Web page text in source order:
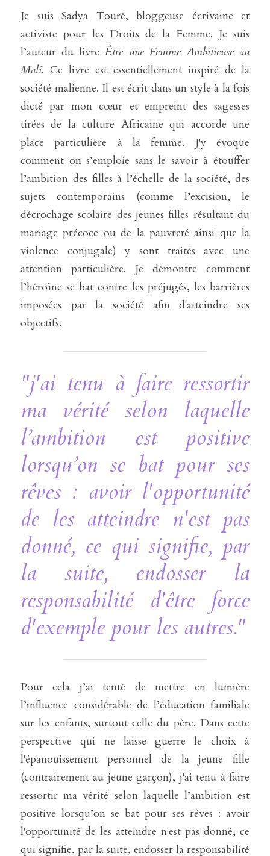
Je suis Sadya Touré, bloggeuse écrivaine et
activiste pour les Droits de la Femme. Je suis
l’auteur du livre Être une Femme Ambitieuse au
Mali. Ce livre est essentiellement inspiré de la
société malienne. Il est écrit dans un style à la fois
dicté par mon cœur et empreint des sagesses
tirées de la culture Africaine qui accorde une
place particulière à la femme. J'y évoque
comment on s’emploie sans le savoir à étouffer
l’ambition des filles à l’échelle de la société, des
sujets contemporains (comme l’excision, le
décrochage scolaire des jeunes filles résultant du
mariage précoce ou de la pauvreté ainsi que la
violence conjugale) y sont traités avec une
attention particulière. Je démontre comment
l’héroïne se bat contre les préjugés, les barrières
imposées par la société afin d'atteindre ses
objectifs.
"j'ai tenu à faire ressortir
ma vérité selon laquelle
l’ambition est positive
lorsqu’on se bat pour ses
rêves : avoir l'opportunité
de les atteindre n'est pas
donné, ce qui signifie, par
la suite, endosser la
responsabilité d'être force
d'exemple pour les autres."
Pour cela j’ai tenté de mettre en lumière
l’influence considérable de l’éducation familiale
sur les enfants, surtout celle du père. Dans cette
perspective qui ne laisse guerre le choix à
l'épanouissement personnel de la jeune fille
(contrairement au jeune garçon), j'ai tenu à faire
ressortir ma vérité selon laquelle l’ambition est
positive lorsqu’on se bat pour ses rêves : avoir
l'opportunité de les atteindre n'est pas donné, ce
qui signifie, par la suite, endosser la responsabilité